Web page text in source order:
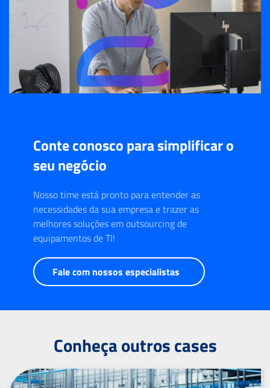
Conte conosco para simplificar o
seu negócio
Nosso time está pronto para entender as
necessidades da sua empresa e trazer as
melhores soluções em outsourcing de
equipamentos de TI!
Fale com nossos especialistas
Conheça outros cases